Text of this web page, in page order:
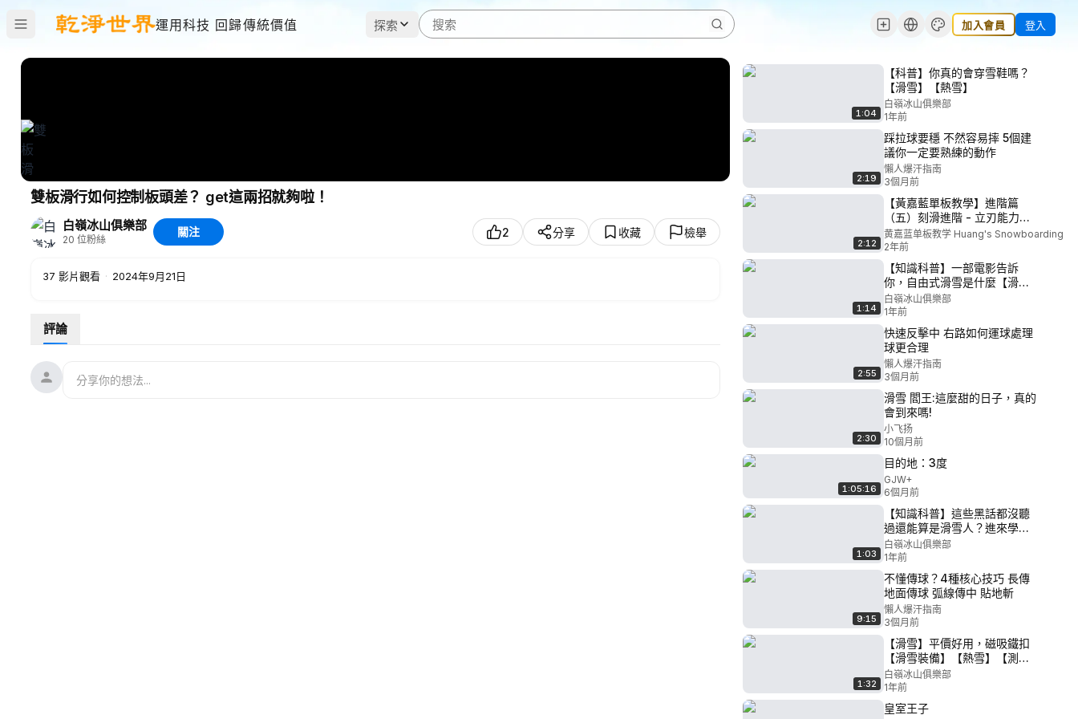
運用科技 回歸傳統價值 探索 加入會員 登入
雙板滑行如何控制板頭差？ get這兩招就夠啦！
白嶺冰山俱樂部
20 位粉絲
關注 2 分享 收藏 檢舉
37 影片觀看 · 2024年9月21日
評論
1:04
【科普】你真的會穿雪鞋嗎？
【滑雪】【熱雪】
白嶺冰山俱樂部
1年前
2:19
踩拉球要穩 不然容易摔 5個建
議你一定要熟練的動作
懶人爆汗指南
3個月前
2:12
【黃嘉藍單板教學】進階篇
（五）刻滑進階 - 立刃能力特
訓！
黄嘉蓝单板教学 Huang's Snowboarding
2年前
1:14
【知識科普】一部電影告訴
你，自由式滑雪是什麼【滑
雪】
白嶺冰山俱樂部
1年前
2:55
快速反擊中 右路如何運球處理
球更合理
懶人爆汗指南
3個月前
2:30
滑雪 閻王:這麼甜的日子，真的
會到來嗎!
小飞扬
10個月前
1:05:16
目的地：3度
GJW+
6個月前
1:03
【知識科普】這些黑話都沒聽
過還能算是滑雪人？進來學
學？
白嶺冰山俱樂部
1年前
9:15
不懂傳球？4種核心技巧 長傳
地面傳球 弧線傳中 貼地斬
懶人爆汗指南
3個月前
1:32
【滑雪】平價好用，磁吸鐵扣
【滑雪裝備】【熱雪】【測
評】
白嶺冰山俱樂部
1年前
皇室王子